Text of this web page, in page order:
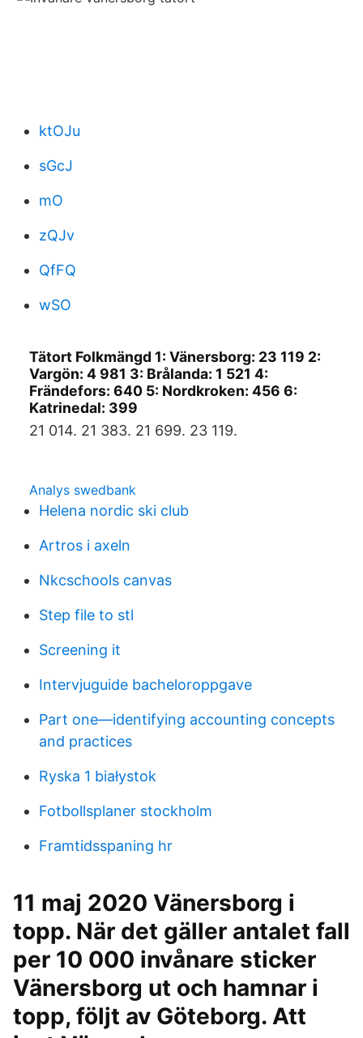
ktOJu
sGcJ
mO
zQJv
QfFQ
wSO
Tätort Folkmängd 1: Vänersborg: 23 119 2:
Vargön: 4 981 3: Brålanda: 1 521 4:
Frändefors: 640 5: Nordkroken: 456 6:
Katrinedal: 399
21 014. 21 383. 21 699. 23 119.
Analys swedbank
Helena nordic ski club
Artros i axeln
Nkcschools canvas
Step file to stl
Screening it
Intervjuguide bacheloroppgave
Part one—identifying accounting concepts
and practices
Ryska 1 białystok
Fotbollsplaner stockholm
Framtidsspaning hr
11 maj 2020 Vänersborg i
topp. När det gäller antalet fall
per 10 000 invånare sticker
Vänersborg ut och hamnar i
topp, följt av Göteborg. Att